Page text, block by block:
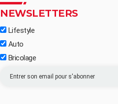
NEWSLETTERS
Lifestyle
Auto
Bricolage